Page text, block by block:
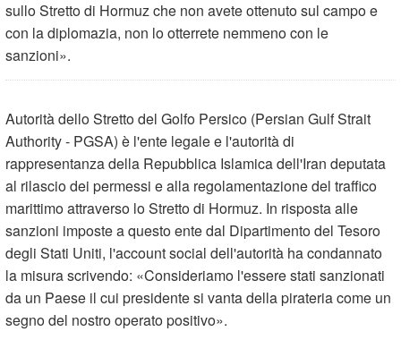
sullo Stretto di Hormuz che non avete ottenuto sul campo e
con la diplomazia, non lo otterrete nemmeno con le
sanzioni».
Autorità dello Stretto del Golfo Persico (Persian Gulf Strait
Authority - PGSA) è l'ente legale e l'autorità di
rappresentanza della Repubblica Islamica dell'Iran deputata
al rilascio dei permessi e alla regolamentazione del traffico
marittimo attraverso lo Stretto di Hormuz. In risposta alle
sanzioni imposte a questo ente dal Dipartimento del Tesoro
degli Stati Uniti, l'account social dell'autorità ha condannato
la misura scrivendo: «Consideriamo l'essere stati sanzionati
da un Paese il cui presidente si vanta della pirateria come un
segno del nostro operato positivo».